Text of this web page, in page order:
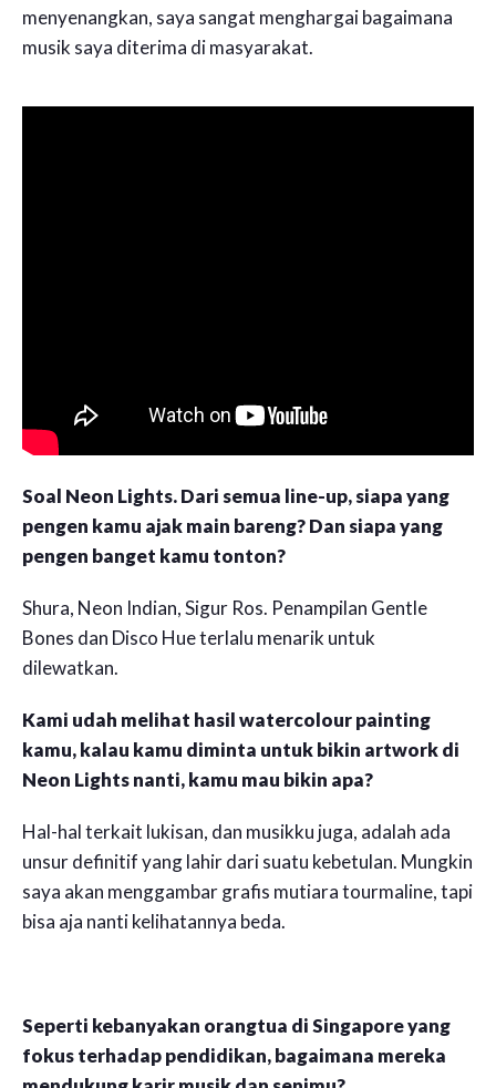
menyenangkan, saya sangat menghargai bagaimana
musik saya diterima di masyarakat.
Soal Neon Lights. Dari semua line-up, siapa yang
pengen kamu ajak main bareng? Dan siapa yang
pengen banget kamu tonton?
Shura, Neon Indian, Sigur Ros. Penampilan Gentle
Bones dan Disco Hue terlalu menarik untuk
dilewatkan.
Kami udah melihat hasil watercolour painting
kamu, kalau kamu diminta untuk bikin artwork di
Neon Lights nanti, kamu mau bikin apa?
Hal-hal terkait lukisan, dan musikku juga, adalah ada
unsur definitif yang lahir dari suatu kebetulan. Mungkin
saya akan menggambar grafis mutiara tourmaline, tapi
bisa aja nanti kelihatannya beda.
Seperti kebanyakan orangtua di Singapore yang
fokus terhadap pendidikan, bagaimana mereka